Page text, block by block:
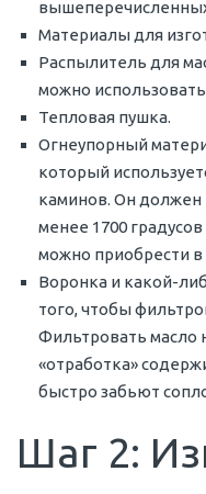
Материалы для
Распылитель для
можно
Тепловая пушка.
Огнеупорный
который
каминов. Он должен
менее 1700
можно приобрести в
Воронка и какой-
того, чтобы
Фильтровать масло
«отработка»
быстро забьют
Шаг 2: